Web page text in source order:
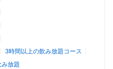
3時間以上の飲み放題コース
放題